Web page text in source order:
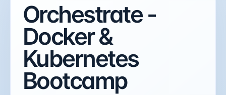
Orchestrate -
Docker &
Kubernetes
Bootcamp